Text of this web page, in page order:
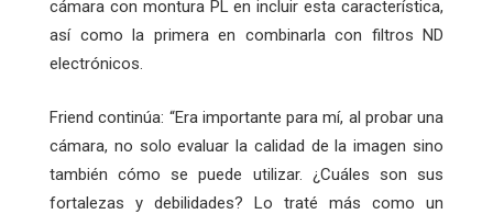
cámara con montura PL en incluir esta característica,
así como la primera en combinarla con filtros ND
electrónicos.
Friend continúa: “Era importante para mí, al probar una
cámara, no solo evaluar la calidad de la imagen sino
también cómo se puede utilizar. ¿Cuáles son sus
fortalezas y debilidades? Lo traté más como un